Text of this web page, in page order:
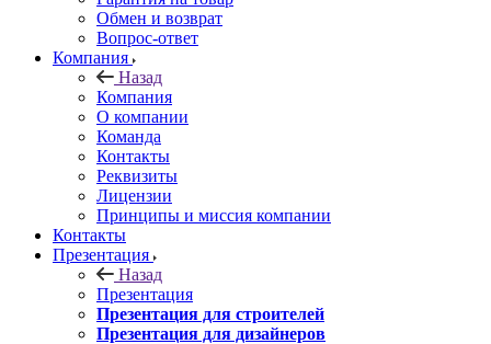
Обмен и возврат
Вопрос-ответ
Компания
Назад
Компания
О компании
Команда
Контакты
Реквизиты
Лицензии
Принципы и миссия компании
Контакты
Презентация
Назад
Презентация
Презентация для строителей
Презентация для дизайнеров